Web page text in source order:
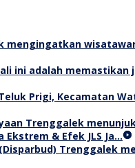
Ekstrem & Efek JLS Ja…